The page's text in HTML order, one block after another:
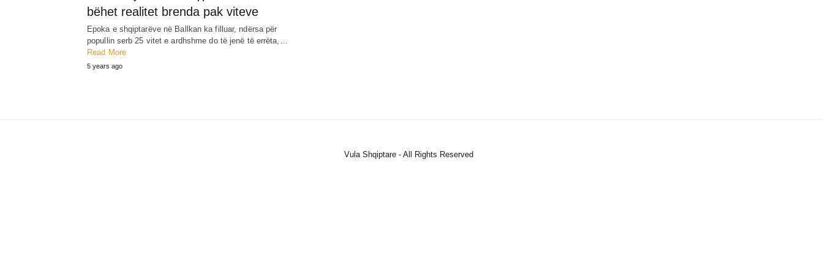
bëhet realitet brenda pak viteve
Epoka e shqiptarëve në Ballkan ka filluar, ndërsa për
popullin serb 25 vitet e ardhshme do të jenë të errëta,…
Read More
5 years ago
Vula Shqiptare - All Rights Reserved